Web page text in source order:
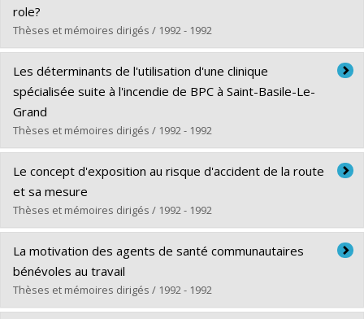
Diplôme obtenu :
Lien vers le document dans Papyrus
role?
Thèses et mémoires dirigés / 1992 - 1992
Diplômé(e) :Haider, Seema
Cycle :Maîtrise
Diplôme obtenu :
Lien vers le document dans Papyrus
Les déterminants de l'utilisation d'une clinique
spécialisée suite à l'incendie de BPC à Saint-Basile-Le-
Grand
Thèses et mémoires dirigés / 1992 - 1992
Diplômé(e) :Aubin, Jacinthe
Cycle :Maîtrise
Diplôme obtenu :M. Sc.
Lien vers le document dans Papyrus
Le concept d'exposition au risque d'accident de la route
et sa mesure
Thèses et mémoires dirigés / 1992 - 1992
Diplômé(e) :Loiselle, Jacynthe
Cycle :Maîtrise
Diplôme obtenu :M. Sc.
Lien vers le document dans Papyrus
La motivation des agents de santé communautaires
bénévoles au travail
Thèses et mémoires dirigés / 1992 - 1992